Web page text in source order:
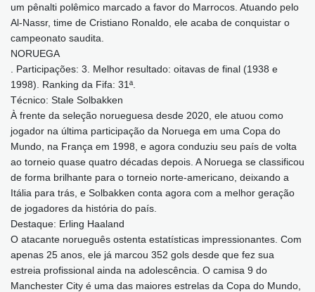
um pênalti polêmico marcado a favor do Marrocos. Atuando pelo
Al-Nassr, time de Cristiano Ronaldo, ele acaba de conquistar o
campeonato saudita.
NORUEGA
. Participações: 3. Melhor resultado: oitavas de final (1938 e
1998). Ranking da Fifa: 31ª.
Técnico: Stale Solbakken
À frente da seleção norueguesa desde 2020, ele atuou como
jogador na última participação da Noruega em uma Copa do
Mundo, na França em 1998, e agora conduziu seu país de volta
ao torneio quase quatro décadas depois. A Noruega se classificou
de forma brilhante para o torneio norte-americano, deixando a
Itália para trás, e Solbakken conta agora com a melhor geração
de jogadores da história do país.
Destaque: Erling Haaland
O atacante norueguês ostenta estatísticas impressionantes. Com
apenas 25 anos, ele já marcou 352 gols desde que fez sua
estreia profissional ainda na adolescência. O camisa 9 do
Manchester City é uma das maiores estrelas da Copa do Mundo,